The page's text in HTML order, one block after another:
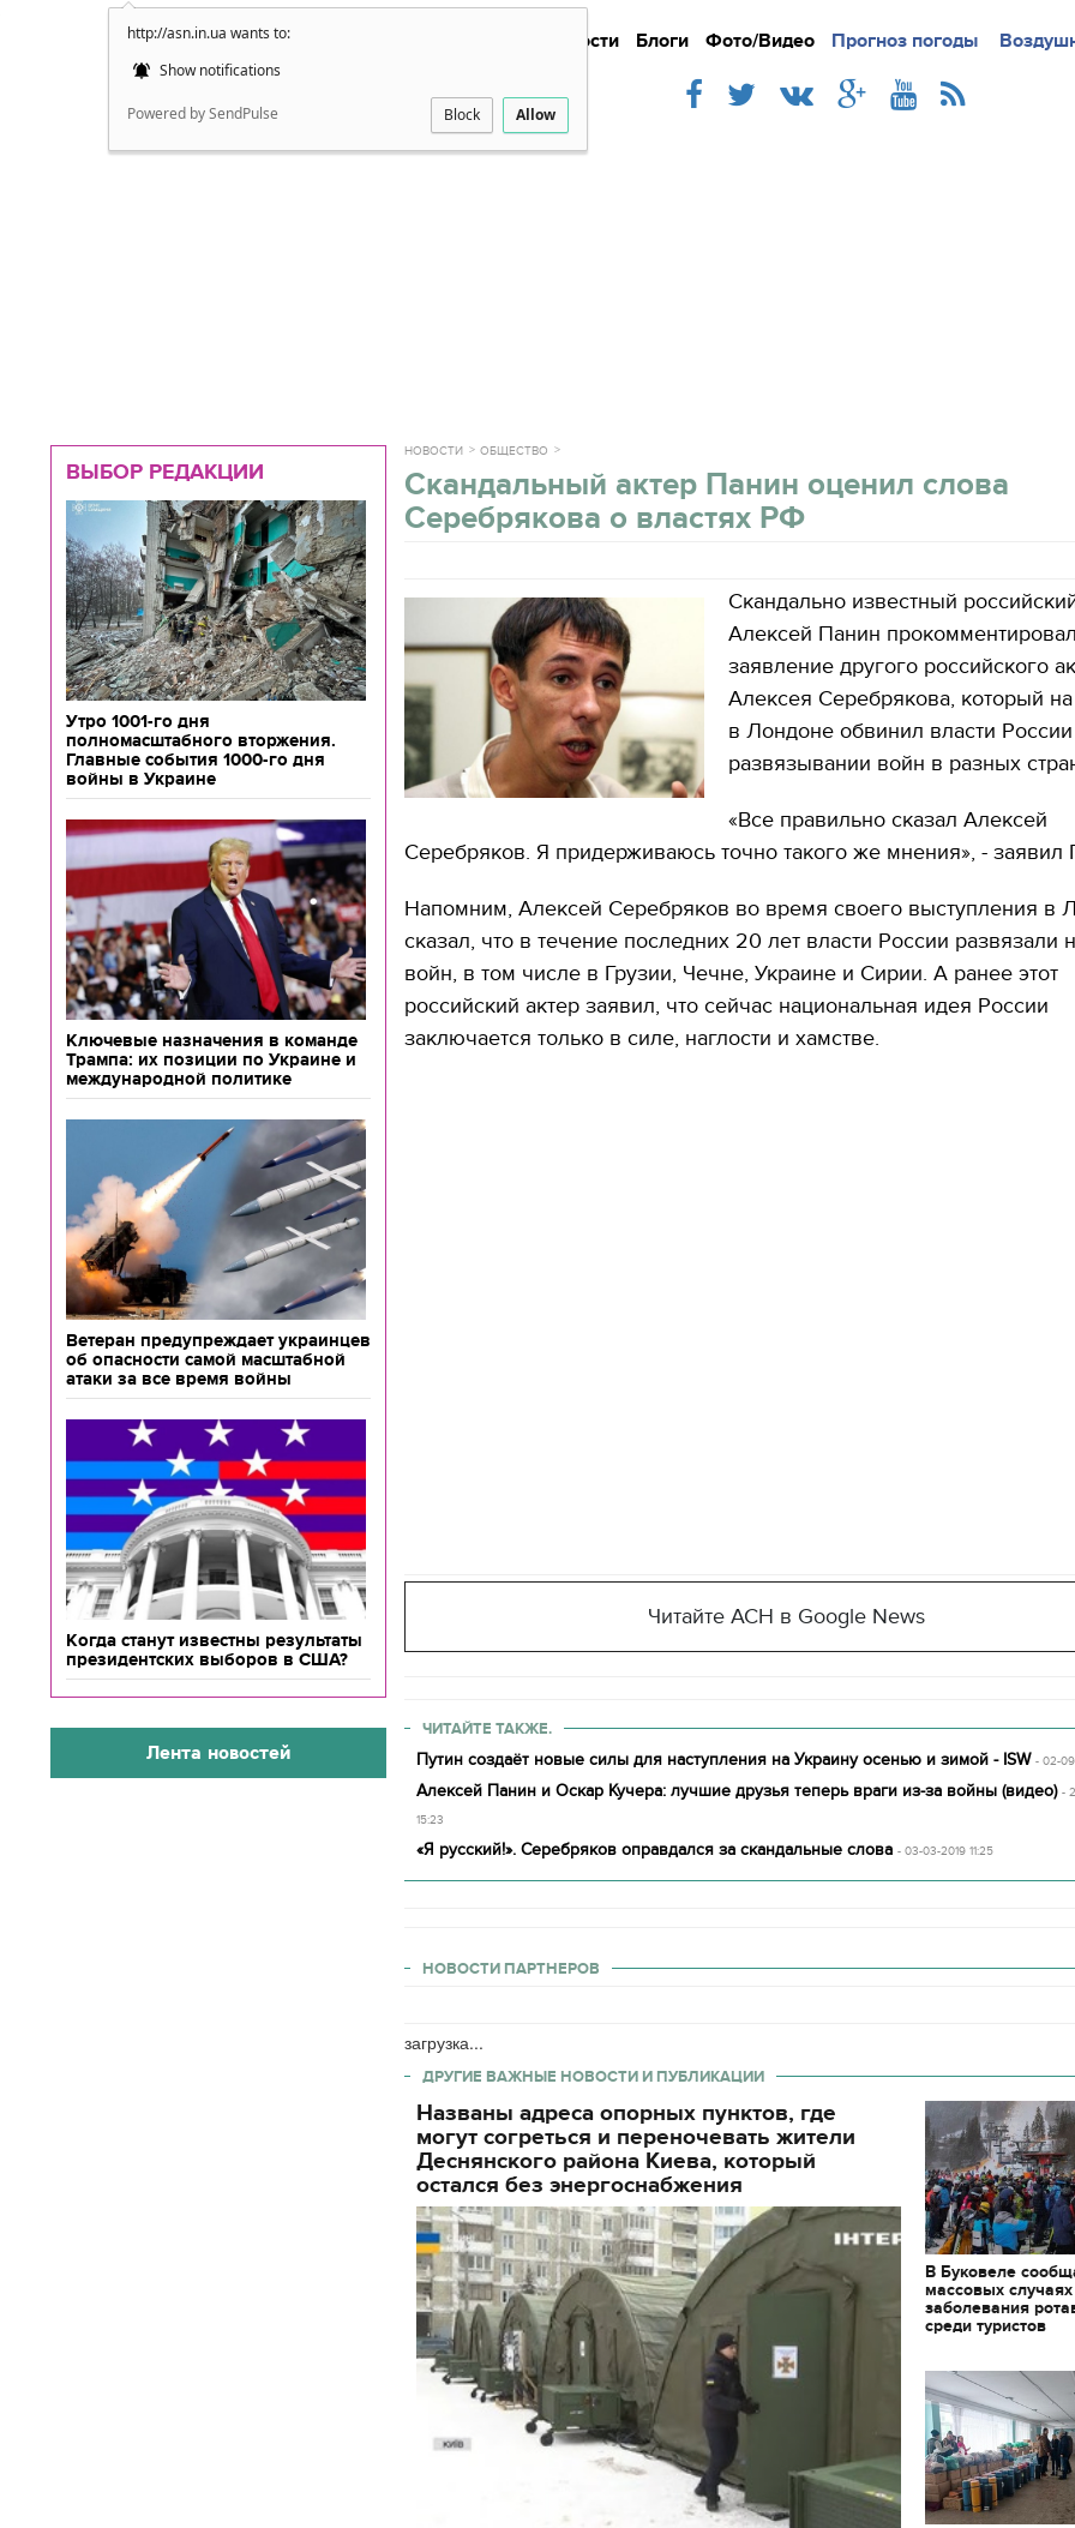
http://asn.in.ua wants to:
Show notifications
Powered by SendPulse Block Allow
Новости Блоги Фото/Видео Прогноз погоды
Подробно Новости
ВЫБОР РЕДАКЦИИ
Утро 1001-го дня
полномасштабного вторжения.
Главные события 1000-го дня
войны в Украине
Ключевые назначения в команде
Трампа: их позиции по Украине и
международной политике
Ветеран предупреждает украинцев
об опасности самой масштабной
атаки за все время войны
Когда станут известны результаты
президентских выборов в США?
Лента новостей
НОВОСТИ ОБЩЕСТВО
Скандальный актер Панин оценил слова
Серебрякова о властях РФ
Скандально известный
Алексей Панин прокомментировал
заявление другого российского
Алексея Серебрякова, который
в Лондоне обвинил власти
развязывании войн в разных
«Все правильно сказал Алексей
Серебряков. Я придерживаюсь точно такого же мнения», - заявил
Напомним, Алексей Серебряков во время своего выступления в
сказал, что в течение последних 20 лет власти России развязали
войн, в том числе в Грузии, Чечне, Украине и Сирии. А ранее этот
российский актер заявил, что сейчас национальная идея России
заключается только в силе, наглости и хамстве.
Читайте АСН в Google News
ЧИТАЙТЕ ТАКЖЕ.
Путин создаёт новые силы для наступления на Украину осенью и зимой - ISW - 02-
Алексей Панин и Оскар Кучера: лучшие друзья теперь враги из-за войны (видео) -
15:23
«Я русский!». Серебряков оправдался за скандальные слова - 03-03-2019 11:25
НОВОСТИ ПАРТНЕРОВ
загрузка...
ДРУГИЕ ВАЖНЫЕ НОВОСТИ И ПУБЛИКАЦИИ
Названы адреса опорных пунктов, где
могут согреться и переночевать жители
Деснянского района Киева, который
остался без энергоснабжения
В Буковеле
массовых случаях
заболевания
среди туристов